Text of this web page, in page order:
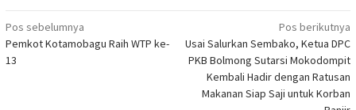
Navigasi
pos
Pos sebelumnya
Pemkot Kotamobagu Raih WTP ke-
13
Pos berikutnya
Usai Salurkan Sembako, Ketua DPC
PKB Bolmong Sutarsi Mokodompit
Kembali Hadir dengan Ratusan
Makanan Siap Saji untuk Korban